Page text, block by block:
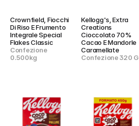
Crownfield, Fiocchi
Di Riso E Frumento
Integrale Special
Flakes Classic
Confezione
0.500kg
Kellogg's, Extra
Creations
Cioccolato 70%
Cacao E Mandorle
Caramellate
Confezione 320 G